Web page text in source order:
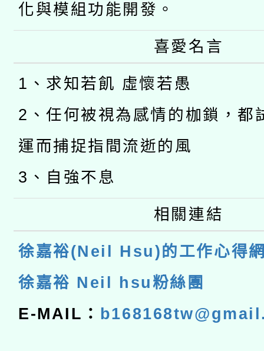
化與模組功能開發。
喜愛名言
1、求知若飢 虛懷若愚
2、任何被視為感情的枷鎖，都
運而捕捉指間流逝的風
3、自強不息
相關連結
徐嘉裕(Neil Hsu)的工作心得
徐嘉裕 Neil hsu粉絲團
E-MAIL：